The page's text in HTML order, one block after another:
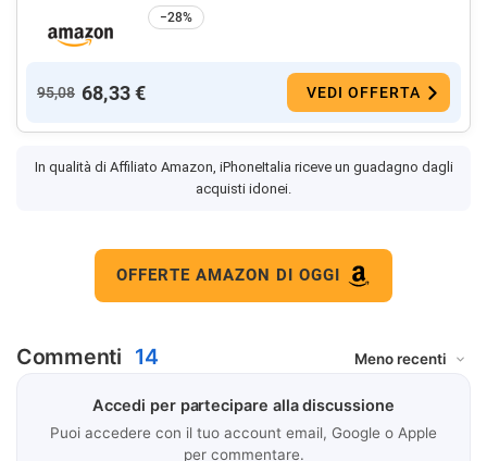
−28%
95,08 68,33 € VEDI OFFERTA
In qualità di Affiliato Amazon, iPhoneItalia riceve un guadagno dagli
acquisti idonei.
OFFERTE AMAZON DI OGGI
Commenti 14
Accedi per partecipare alla discussione
Puoi accedere con il tuo account email, Google o Apple
per commentare.